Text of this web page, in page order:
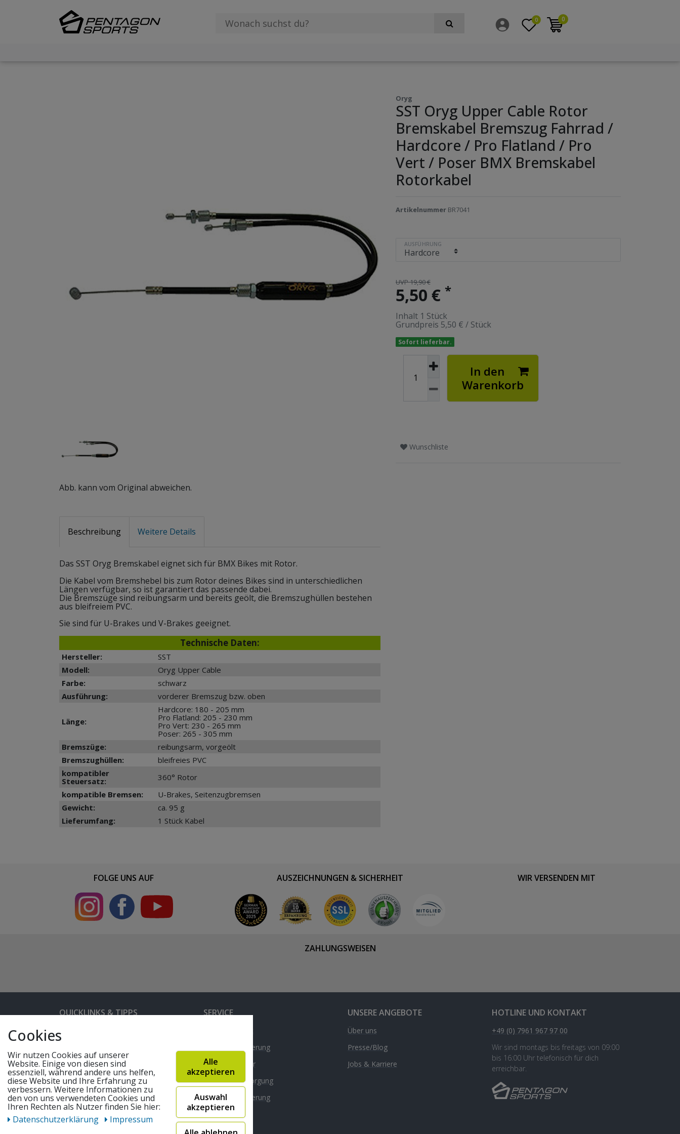
0 0
Abb. kann vom Original abweichen.
Oryg
SST Oryg Upper Cable Rotor
Bremskabel Bremszug Fahrrad /
Hardcore / Pro Flatland / Pro
Vert / Poser BMX Bremskabel
Rotorkabel
Artikelnummer BR7041
AUSFÜHRUNG
UVP 19,90 €
5,50 € *
Inhalt 1 Stück
Grundpreis 5,50 € / Stück
Sofort lieferbar.
In den
Warenkorb
Wunschliste
Beschreibung Weitere Details
Das SST Oryg Bremskabel eignet sich für BMX Bikes mit Rotor.
Die Kabel vom Bremshebel bis zum Rotor deines Bikes sind in unterschiedlichen
Längen verfügbar, so ist garantiert das passende dabei.
Die Bremszüge sind reibungsarm und bereits geölt, die Bremszughüllen bestehen
aus bleifreiem PVC.
Sie sind für U-Brakes und V-Brakes geeignet.
Technische Daten:
Hersteller:
SST
Modell:
Oryg Upper Cable
Farbe:
schwarz
Ausführung:
vorderer Bremszug bzw. oben
Länge:
Hardcore: 180 - 205 mm
Pro Flatland: 205 - 230 mm
Pro Vert: 230 - 265 mm
Poser: 265 - 305 mm
Bremszüge:
reibungsarm, vorgeölt
Bremszughüllen:
bleifreies PVC
kompatibler
Steuersatz:
360° Rotor
kompatible Bremsen:
U-Brakes, Seitenzugbremsen
Gewicht:
ca. 95 g
Lieferumfang:
1 Stück Kabel
FOLGE UNS AUF AUSZEICHNUNGEN & SICHERHEIT WIR VERSENDEN MIT
ZAHLUNGSWEISEN
QUICKLINKS & TIPPS
Partnerprogramm
Marken
FAQ
SERVICE
Versand & Lieferung
Rahmenrechner
Altgeräte-Entsorgung
Fahrradversicherung
UNSERE ANGEBOTE
Über uns
Presse/Blog
Jobs & Karriere
HOTLINE UND KONTAKT
+49 (0) 7961 967 97 00
Wir sind montags bis freitags von 09:00
bis 16:00 Uhr telefonisch für dich
erreichbar.
Cookies
Wir nutzen Cookies auf unserer
Website. Einige von diesen sind
essenziell, während andere uns helfen,
diese Website und Ihre Erfahrung zu
verbessern. Weitere Informationen zu
den von uns verwendeten Cookies und
Ihren Rechten als Nutzer finden Sie hier:
Daten­schutz­erklärung
Impressum
Alle
akzeptieren
Auswahl
akzeptieren